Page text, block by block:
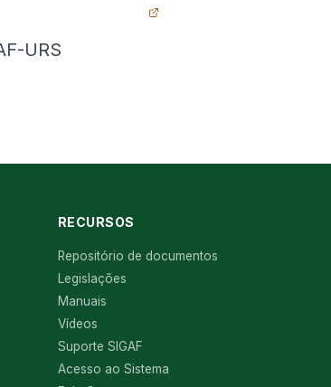
URS
RECURSOS
Repositório de documentos
Legislações
Manuais
Vídeos
Suporte SIGAF
Acesso ao Sistema